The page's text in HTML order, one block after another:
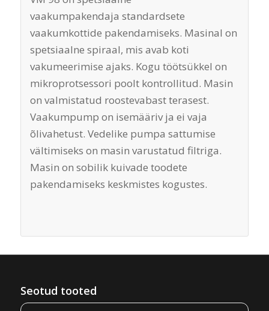
vaakumpakendaja standardsete
vaakumkottide pakendamiseks. Masinal on
spetsiaalne spiraal, mis avab koti
vakumeerimise ajaks. Kogu töötsükkel on
mikroprotsessori poolt kontrollitud. Masin
on valmistatud roostevabast terasest.
Vaakumpump on isemääriv ja ei vaja
õlivahetust. Vedelike pumpa sattumise
vältimiseks on masin varustatud filtriga.
Masin on sobilik kuivade toodete
pakendamiseks keskmistes kogustes.
Seotud tooted